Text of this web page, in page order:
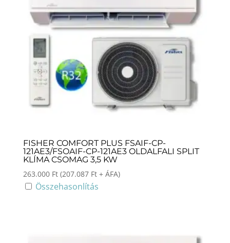
FISHER COMFORT PLUS FSAIF-CP-
121AE3/FSOAIF-CP-121AE3 OLDALFALI SPLIT
KLÍMA CSOMAG 3,5 KW
263.000 Ft (207.087 Ft+ ÁFA)
Összehasonlítás